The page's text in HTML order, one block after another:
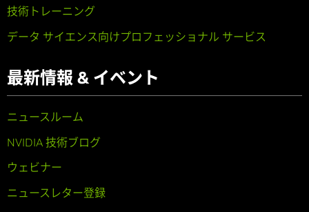
技術トレーニング
データ サイエンス向けプロフェッショナル サービス
最新情報 & イベント
ニュースルーム
NVIDIA 技術ブログ
ウェビナー
ニュースレター登録